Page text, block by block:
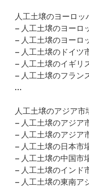
人工土壌のヨーロ
– 人工土壌のヨーロ
– 人工土壌のヨーロ
– 人工土壌のドイツ
– 人工土壌のイギリ
– 人工土壌のフラン
…
人工土壌のアジア
– 人工土壌のアジア
– 人工土壌のアジア
– 人工土壌の日本市
– 人工土壌の中国市
– 人工土壌のインド
– 人工土壌の東南ア